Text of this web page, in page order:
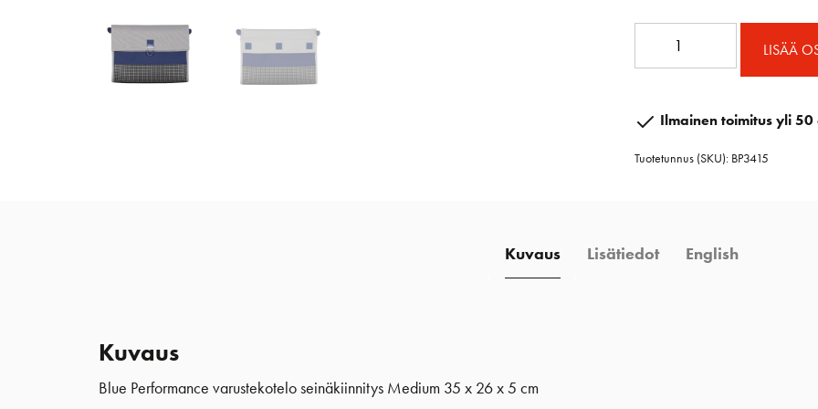
varustekotelo
M
x
LISÄÄ
Ilmainen toimitus yli
Tuotetunnus (SKU): BP3415
Kuvaus Lisätiedot English
Kuvaus
Blue Performance varustekotelo seinäkiinnitys Medium 35 x 26 x 5 cm